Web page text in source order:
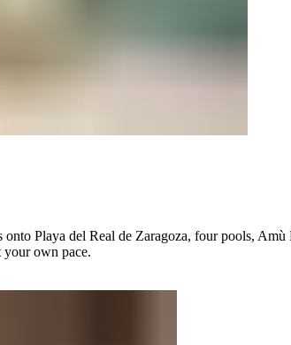
Playa del Real de Zaragoza, four pools,